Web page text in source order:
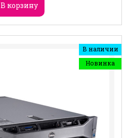
В корзину
В наличии
Новинка